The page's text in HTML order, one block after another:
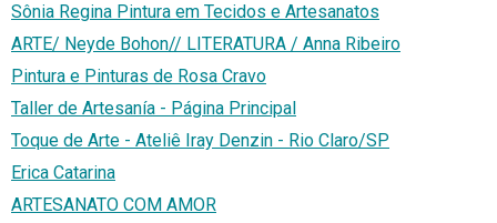
Sônia Regina Pintura em Tecidos e Artesanatos
ARTE/ Neyde Bohon// LITERATURA / Anna Ribeiro
Pintura e Pinturas de Rosa Cravo
Taller de Artesanía - Página Principal
Toque de Arte - Ateliê Iray Denzin - Rio Claro/SP
Erica Catarina
ARTESANATO COM AMOR